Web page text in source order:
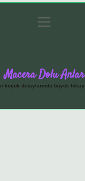
Gizlilik Politikası
menüyü
aç
Macera Dolu Anlar
küçük detaylarında büyük